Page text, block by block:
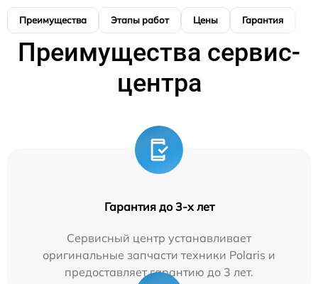
Преимущества Этапы работ Цены Гарантия
Преимущества сервис-
центра
Гарантия до 3-х лет
Сервисный центр устанавливает
оригинальные запчасти техники Polaris и
предоставляет гарантию до 3 лет.